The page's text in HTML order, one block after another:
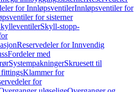
for InnløpsventilerInnløpsventiler for
for sisterner
Skyll-stopp-
Reservedeler for Innvendig
Fordeler med
SystempakningerSkruesett til
Klammer for
for